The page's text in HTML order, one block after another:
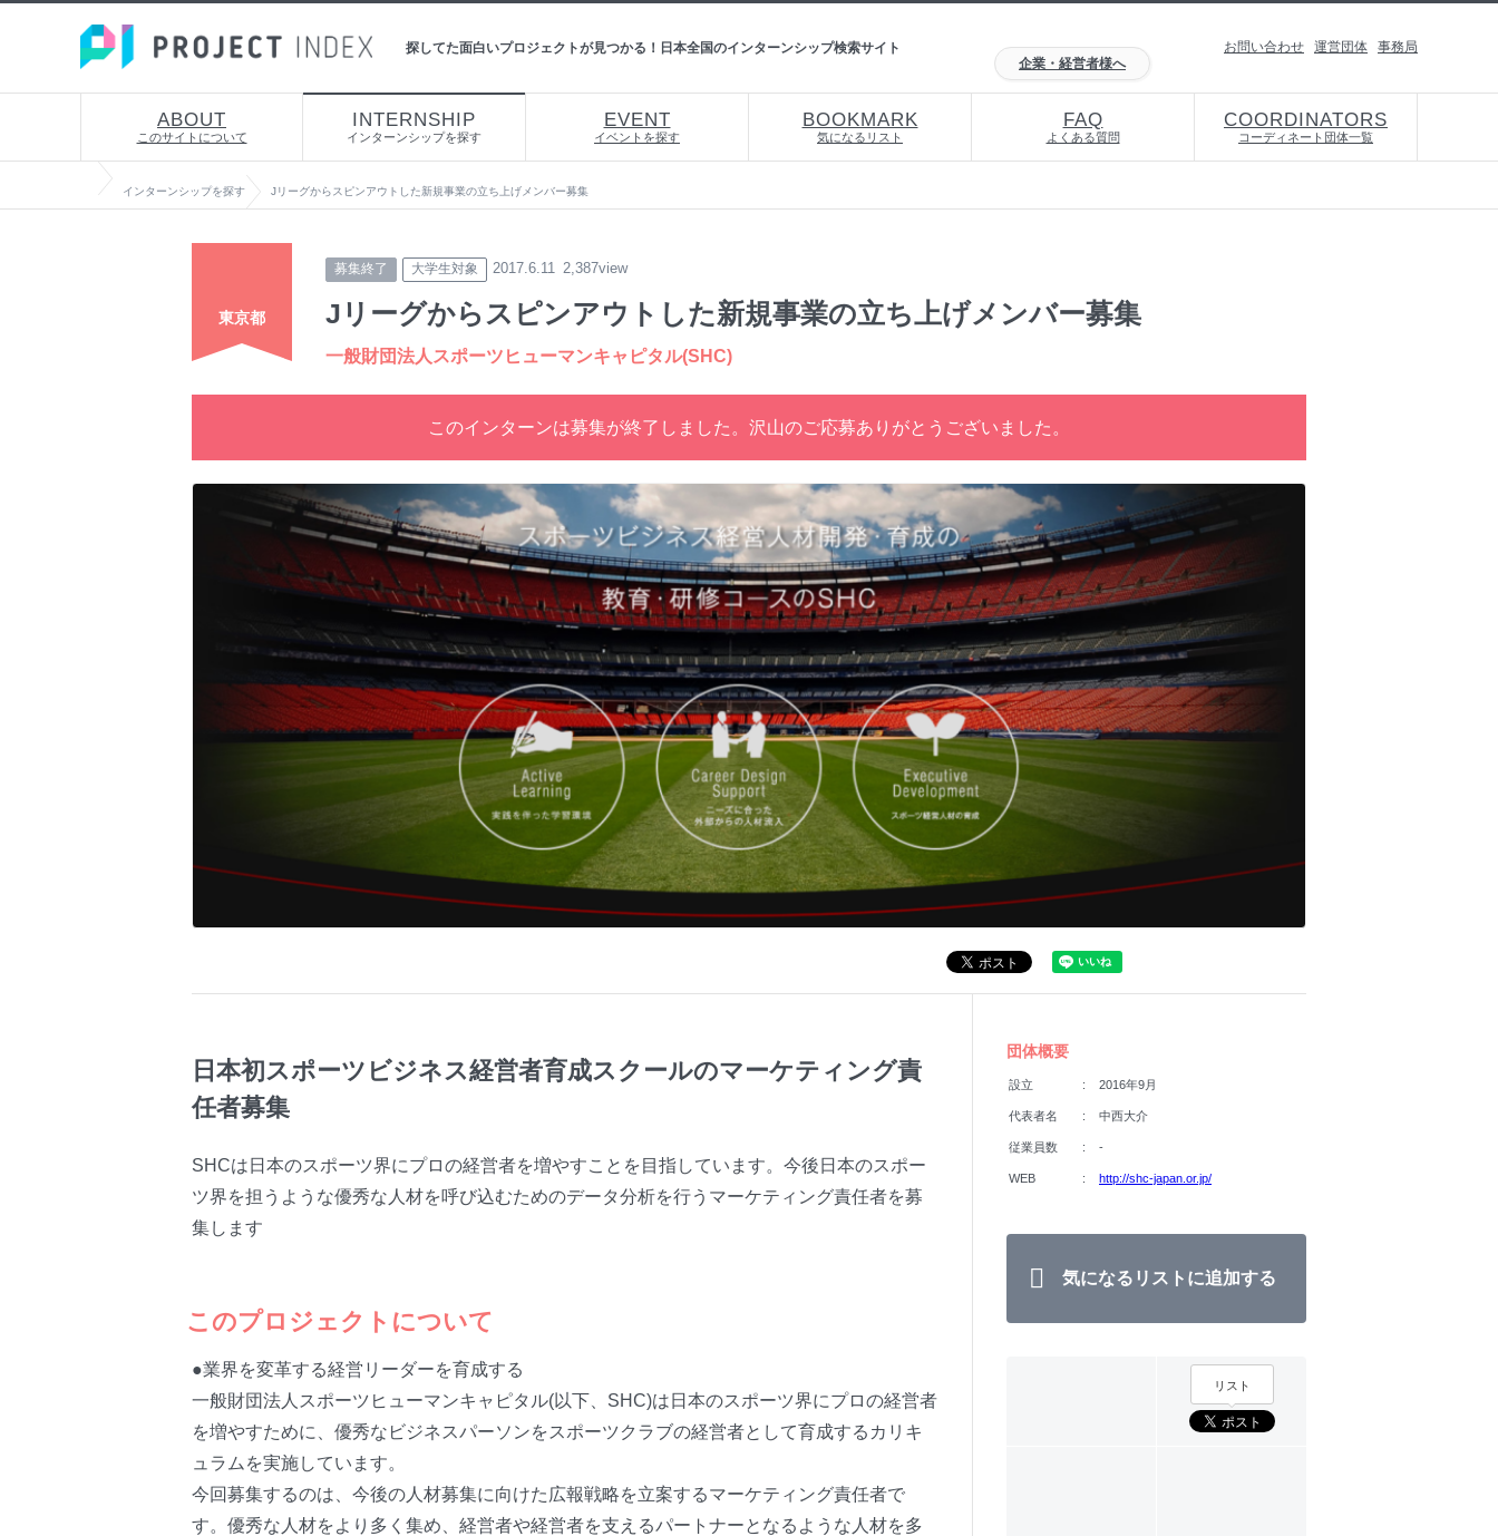
探してた面白いプロジェクトが見つかる！日本全国のインターンシップ検索サイト お問い合わせ 運営団体
事務局
企業・経営者様へ
ABOUT
このサイトについて
INTERNSHIP
インターンシップを探す
EVENT
イベントを探す
BOOKMARK
気になるリスト
FAQ
よくある質問
COORDINATORS
コーディネート団体一覧
インターンシップを探す Jリーグからスピンアウトした新規事業の立ち上げメンバー募集
東京都
募集終了 大学生対象 2017.6.11 2,387view
Jリーグからスピンアウトした新規事業の立ち上げメンバー募集
一般財団法人スポーツヒューマンキャピタル(SHC)
このインターンは募集が終了しました。沢山のご応募ありがとうございました。
日本初スポーツビジネス経営者育成スクールのマーケティング責
任者募集
SHCは日本のスポーツ界にプロの経営者を増やすことを目指しています。今後日本のスポー
ツ界を担うような優秀な人材を呼び込むためのデータ分析を行うマーケティング責任者を募
集します
このプロジェクトについて
●業界を変革する経営リーダーを育成する
一般財団法人スポーツヒューマンキャピタル(以下、SHC)は日本のスポーツ界にプロの経営者
を増やすために、優秀なビジネスパーソンをスポーツクラブの経営者として育成するカリキ
ュラムを実施しています。
今回募集するのは、今後の人材募集に向けた広報戦略を立案するマーケティング責任者で
す。優秀な人材をより多く集め、経営者や経営者を支えるパートナーとなるような人材を多
団体概要
設立 2016年9月
代表者名 中西大介
従業員数 -
WEB http://shc-japan.or.jp/
気になるリストに追加する
リスト